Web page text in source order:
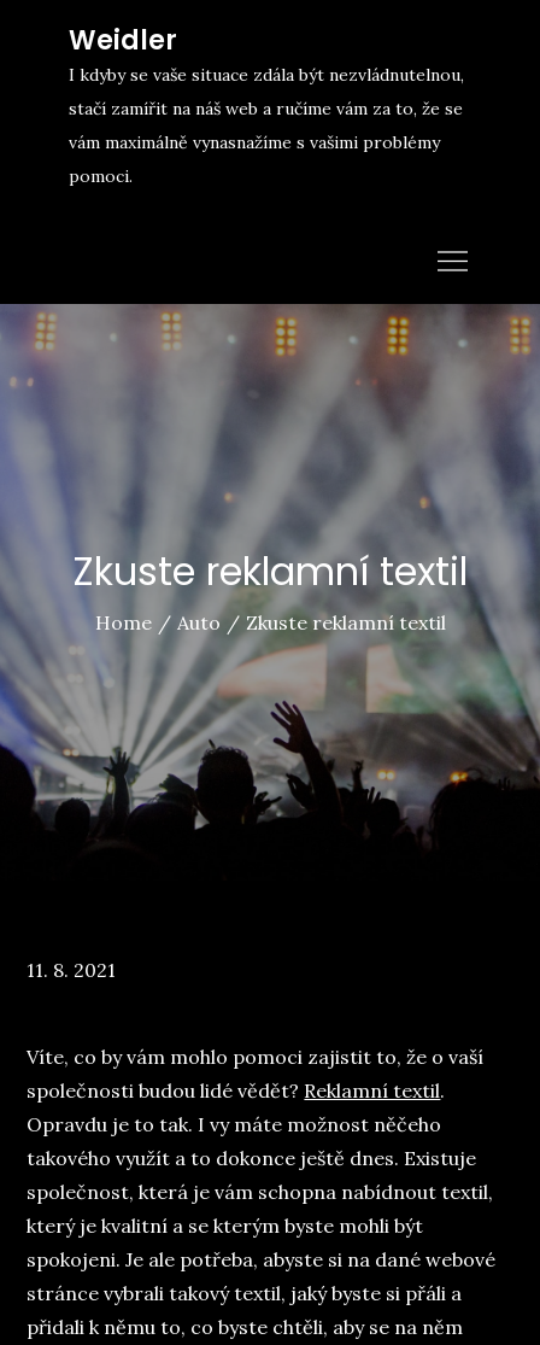
content
Weidler
I kdyby se vaše situace zdála být nezvládnutelnou,
stačí zamířit na náš web a ručíme vám za to, že se
vám maximálně vynasnažíme s vašimi problémy
pomoci.
Zkuste reklamní textil
Home Auto Zkuste reklamní textil
Posted
11. 8. 2021
Víte, co by vám mohlo pomoci zajistit to, že o vaší
společnosti budou lidé vědět? Reklamní textil.
Opravdu je to tak. I vy máte možnost něčeho
takového využít a to dokonce ještě dnes. Existuje
společnost, která je vám schopna nabídnout textil,
který je kvalitní a se kterým byste mohli být
spokojeni. Je ale potřeba, abyste si na dané webové
stránce vybrali takový textil, jaký byste si přáli a
přidali k němu to, co byste chtěli, aby se na něm